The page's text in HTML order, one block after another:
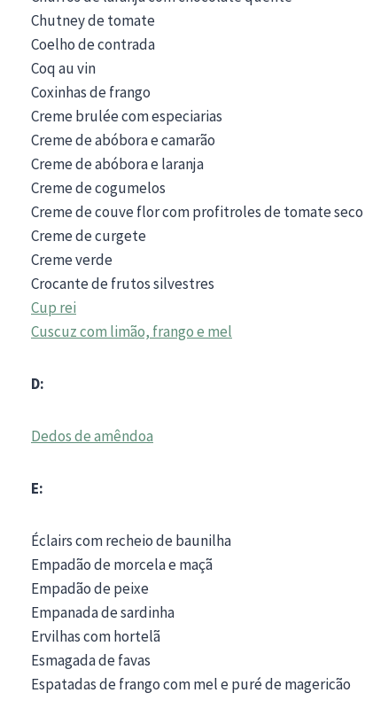
Chutney de tomate
Coelho de contrada
Coq au vin
Coxinhas de frango
Creme brulée com especiarias
Creme de abóbora e camarão
Creme de abóbora e laranja
Creme de cogumelos
Creme de couve flor com profitroles de tomate seco
Creme de curgete
Creme verde
Crocante de frutos silvestres
Cup rei
Cuscuz com limão, frango e mel
D:
Dedos de amêndoa
E:
Éclairs com recheio de baunilha
Empadão de morcela e maçã
Empadão de peixe
Empanada de sardinha
Ervilhas com hortelã
Esmagada de favas
Espatadas de frango com mel e puré de magericão